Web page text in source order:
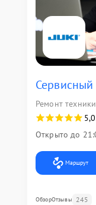
Сервисный
Ремонт
5,0
Открыто до
Маршрут
ОбзорОтзывы 245